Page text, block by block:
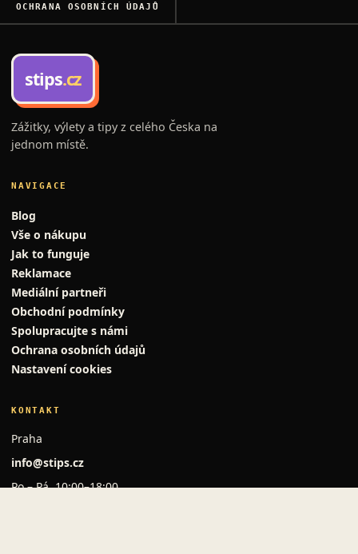
OCHRANA OSOBNÍCH ÚDAJŮ
stips.cz
Zážitky, výlety a tipy z celého Česka na
jednom místě.
NAVIGACE
Blog
Vše o nákupu
Jak to funguje
Reklamace
Mediální partneři
Obchodní podmínky
Spolupracujte s námi
Ochrana osobních údajů
Nastavení cookies
KONTAKT
Praha
info@stips.cz
Po – Pá, 10:00–18:00